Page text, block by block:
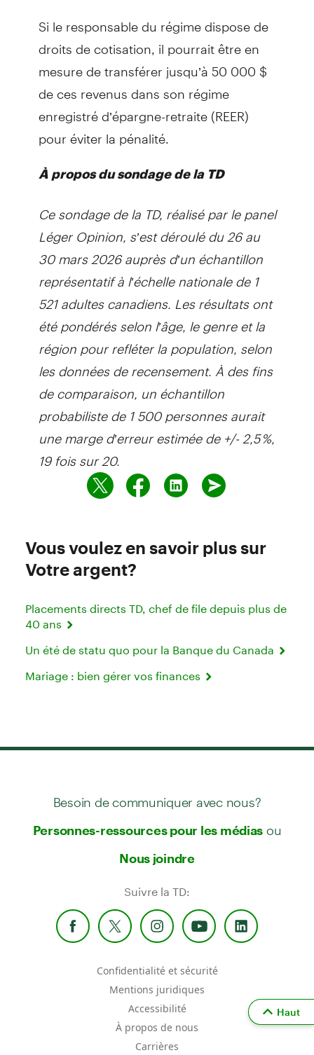
Si le responsable du régime dispose de
droits de cotisation, il pourrait être en
mesure de transférer jusqu’à 50 000 $
de ces revenus dans son régime
enregistré d’épargne-retraite (REER)
pour éviter la pénalité.
À propos du sondage de la TD
Ce sondage de la TD, réalisé par le panel
Léger Opinion, s’est déroulé du 26 au
30 mars 2026 auprès d’un échantillon
représentatif à l’échelle nationale de 1
521 adultes canadiens. Les résultats ont
été pondérés selon l’âge, le genre et la
région pour refléter la population, selon
les données de recensement. À des fins
de comparaison, un échantillon
probabiliste de 1 500 personnes aurait
une marge d’erreur estimée de +/- 2,5 %,
19 fois sur 20.
Vous voulez en savoir plus sur
Votre argent?
Placements directs TD, chef de file depuis plus de
40 ans
Un été de statu quo pour la Banque du Canada
Mariage : bien gérer vos finances
Besoin de communiquer avec nous?
Personnes-ressources pour les médias ou
Nous joindre
Suivre la TD:
Confidentialité et sécurité
Mentions juridiques
Accessibilité
À propos de nous
Carrières
Haut